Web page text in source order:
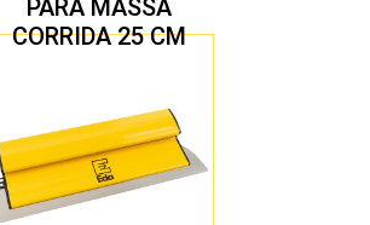
PARA MASSA
CORRIDA 25 CM